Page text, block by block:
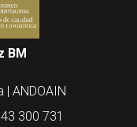
BM
| ANDOAIN
300 731